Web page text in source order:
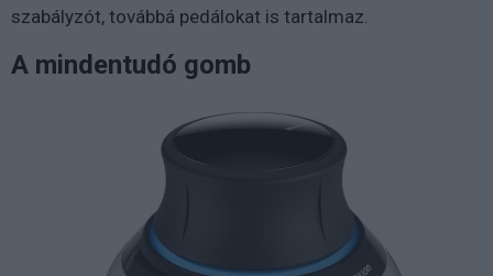
szabályzót, továbbá pedálokat is tartalmaz.
A mindentudó gomb